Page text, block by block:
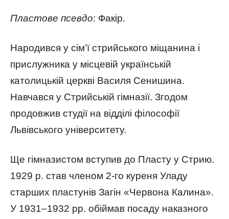
Пластове псевдо: Факір.
Народився у сім’ї стрийського міщанина і
прислужника у місцевій українській
католицькій церкві Василя Сенишина.
Навчався у Стрийській гімназії. Згодом
продовжив студії на відділі філософії
Львівського університету.
Ще гімназистом вступив до Пласту у Стрию.
1929 р. став членом 2-го куреня Уладу
старших пластунів Загін «Червона Калина».
У 1931–1932 рр. обіймав посаду наказного